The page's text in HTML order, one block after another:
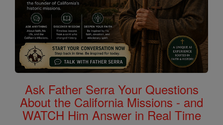
Ask Father Serra Your Questions
About the California Missions - and
WATCH Him Answer in Real Time